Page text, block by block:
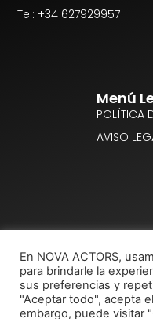
Tel: +34 627929957
Menú
POLÍTICA
AVISO
En NOVA ACTORS,
para brindarle la
sus preferencias y
"Aceptar todo", acepta
embargo, puede visitar